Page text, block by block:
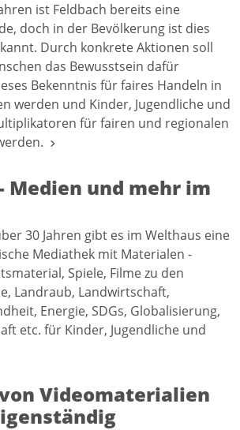
ist Feldbach bereits eine
doch in der Bevölkerung ist dies
Durch konkrete Aktionen soll
das Bewusstsein dafür
Bekenntnis für faires Handeln in
werden und Kinder, Jugendliche und
für fairen und regionalen
Medien und mehr im
30 Jahren gibt es im Welthaus eine
Mediathek mit Materialen -
Spiele, Filme zu den
Landraub, Landwirtschaft,
Energie, SDGs, Globalisierung,
etc. für Kinder, Jugendliche und
Videomaterialien